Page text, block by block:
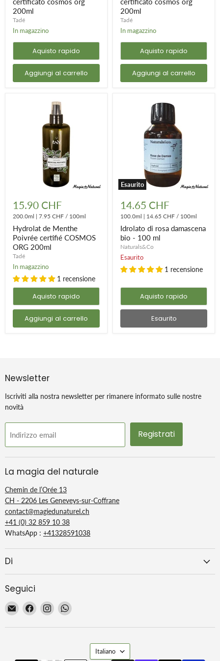
org
200ml
200ml
Tadé
In magazzino
Aquisto rapido
Aggiungi al carrello
200ml
200ml
Tadé
In magazzino
Aquisto rapido
Aggiungi al carrello
de
Menthe
Poivrée
certifié
COSMOS
ORG
200ml
15.90 CHF
200.0ml | 7.95 CHF / 100ml
Hydrolat de Menthe
Poivrée certifié COSMOS
ORG 200ml
Tadé
In magazzino
1 recensione
Aquisto rapido
Aggiungi al carrello
Esaurito
di
rosa
damascena
bio
100
ml
14.65 CHF
100.0ml | 14.65 CHF / 100ml
Idrolato di rosa damascena
bio - 100 ml
Naturals&Co
Esaurito
1 recensione
Aquisto rapido
Esaurito
Newsletter
Iscriviti alla nostra newsletter per rimanere informato sulle nostre
novità
Indirizzo email Registrati
La magia del naturale
Chemin de l’Orée 13
CH - 2206 Les Geneveys-sur-Coffrane
contact@magiedunaturel.ch
+41 (0) 32 859 10 38
WhatsApp : +41328591038
Di
Seguici
Email
Magie
Trovaci
Facebook
Trovaci
Instagram
Trovaci
WhatsApp
Lingua
Italiano